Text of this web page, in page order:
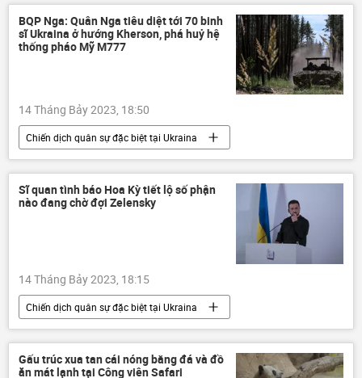
hàng không
Pháp luật điều tra
BQP Nga: Quân Nga tiêu diệt tới 70 binh
sĩ Ukraina ở hướng Kherson, phá huỷ hệ
thống pháo Mỹ M777
14 Tháng Bảy 2023, 18:50
Chiến dịch quân sự đặc biệt tại Ukraina
Bộ Quốc phòng Nga
Nga
Ukraina
Cuộc khủng hoảng ở Ukraina
lực lượng vũ trang Nga
Sĩ quan tình báo Hoa Kỳ tiết lộ số phận
nào đang chờ đợi Zelensky
14 Tháng Bảy 2023, 18:15
Chiến dịch quân sự đặc biệt tại Ukraina
Vladimir Zelensky
Ukraina
Cuộc khủng hoảng ở Ukraina
Nga
Gấu trúc xua tan cái nóng bằng đá và đồ
ăn mát lạnh tại Công viên Safari